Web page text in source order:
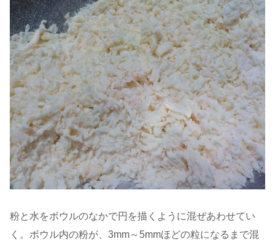
粉と水をボウルのなかで円を描くように混ぜあわせてい
く。ボウル内の粉が、3mm～5mmほどの粒になるまで混